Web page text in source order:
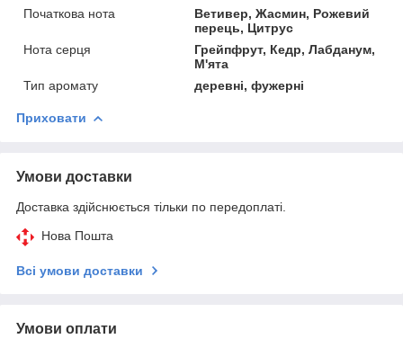
Початкова нота
Ветивер, Жасмин, Рожевий
перець, Цитрус
Нота серця
Грейпфрут, Кедр, Лабданум,
М'ята
Тип аромату
деревні, фужерні
Приховати
Умови доставки
Доставка здійснюється тільки по передоплаті.
Нова Пошта
Всі умови доставки
Умови оплати